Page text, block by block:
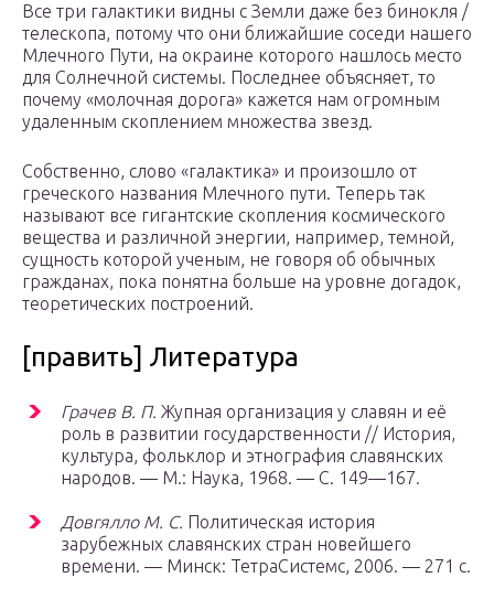
Все три галактики видны с Земли даже без бинокля /
телескопа, потому что они ближайшие соседи нашего
Млечного Пути, на окраине которого нашлось место
для Солнечной системы. Последнее объясняет, то
почему «молочная дорога» кажется нам огромным
удаленным скоплением множества звезд.
Собственно, слово «галактика» и произошло от
греческого названия Млечного пути. Теперь так
называют все гигантские скопления космического
вещества и различной энергии, например, темной,
сущность которой ученым, не говоря об обычных
гражданах, пока понятна больше на уровне догадок,
теоретических построений.
[править] Литература
Грачев В. П. Жупная организация у славян и её
роль в развитии государственности // История,
культура, фольклор и этнография славянских
народов. — М.: Наука, 1968. — С. 149—167.
Довгялло М. С. Политическая история
зарубежных славянских стран новейшего
времени. — Минск: ТетраСистемс, 2006. — 271 с.